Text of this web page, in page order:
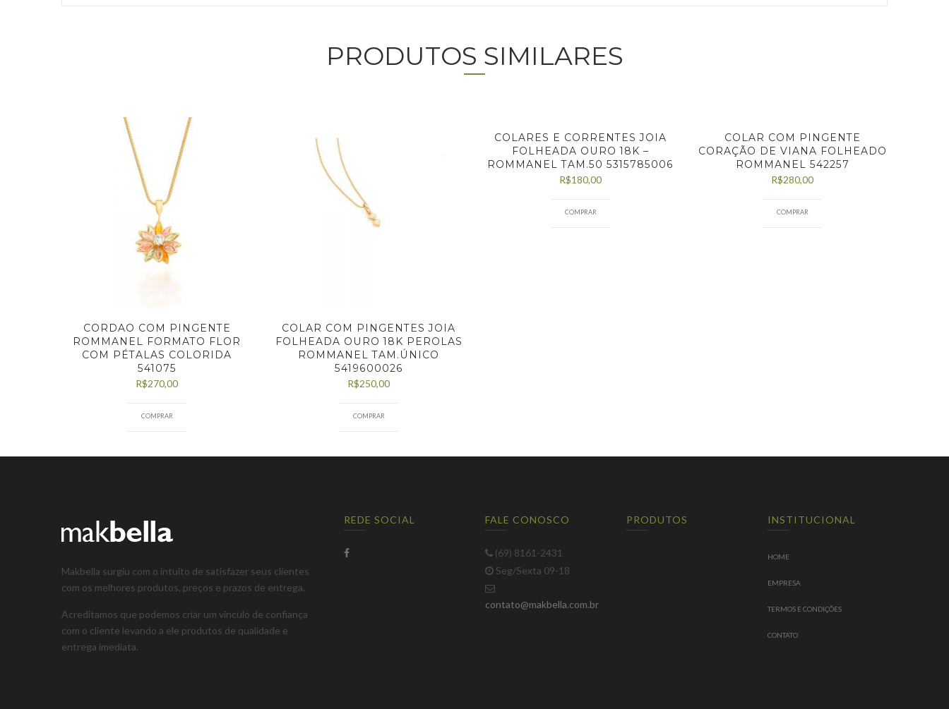
PRODUTOS SIMILARES
CORDAO COM PINGENTE
ROMMANEL FORMATO FLOR
COM PÉTALAS COLORIDA
541075
R$270,00
COMPRAR
COLAR COM PINGENTES JOIA
FOLHEADA OURO 18K PEROLAS
ROMMANEL TAM.ÚNICO
5419600026
R$250,00
COMPRAR
COLARES E CORRENTES JOIA
FOLHEADA OURO 18K –
ROMMANEL TAM.50 5315785006
R$180,00
COMPRAR
COLAR COM PINGENTE
CORAÇÃO DE VIANA FOLHEADO
ROMMANEL 542257
R$280,00
COMPRAR
Makbella surgiu com o intuito de satisfazer seus clientes
com os melhores produtos, preços e prazos de entrega.
Acreditamos que podemos criar um vínculo de confiança
com o cliente levando a ele produtos de qualidade e
entrega imediata.
REDE SOCIAL FALE CONOSCO
(69) 8161-2431
Seg/Sexta 09-18
contato@makbella.com.br
PRODUTOS INSTITUCIONAL
HOME
EMPRESA
TERMOS E CONDIÇÕES
CONTATO